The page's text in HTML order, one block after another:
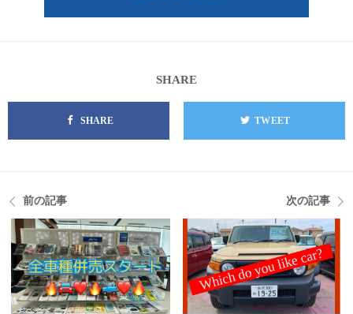
SHARE
SHARE TWEET
前の記事 次の記事